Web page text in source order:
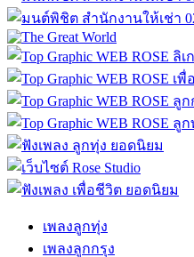
เพลงลูกทุ่ง
เพลงลูกกรุง